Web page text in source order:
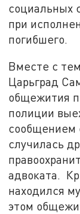
социальных
при
погибшего.
Вместе с
Царьград
общежития
полиции
сообщением
случилась
адвоката.
находился
этом